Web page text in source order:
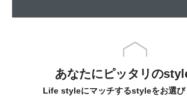
あなたにピッタリの
Life styleにマッチするstyleをお選び